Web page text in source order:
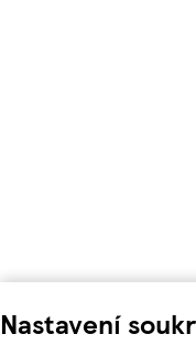
Nastavení